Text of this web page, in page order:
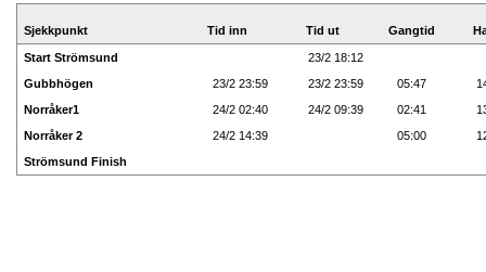
Sjekkpunkt Tid inn Tid ut Gangtid
Start Strömsund
23/2 18:12
Gubbhögen
23/2 23:59 23/2 23:59 05:47
Norråker1
24/2 02:40 24/2 09:39 02:41
Norråker 2
24/2 14:39 05:00
Strömsund Finish